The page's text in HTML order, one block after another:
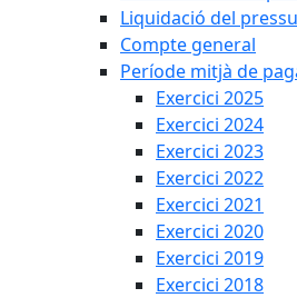
Liquidació del
Compte general
Període mitjà de
Exercici 2025
Exercici 2024
Exercici 2023
Exercici 2022
Exercici 2021
Exercici 2020
Exercici 2019
Exercici 2018